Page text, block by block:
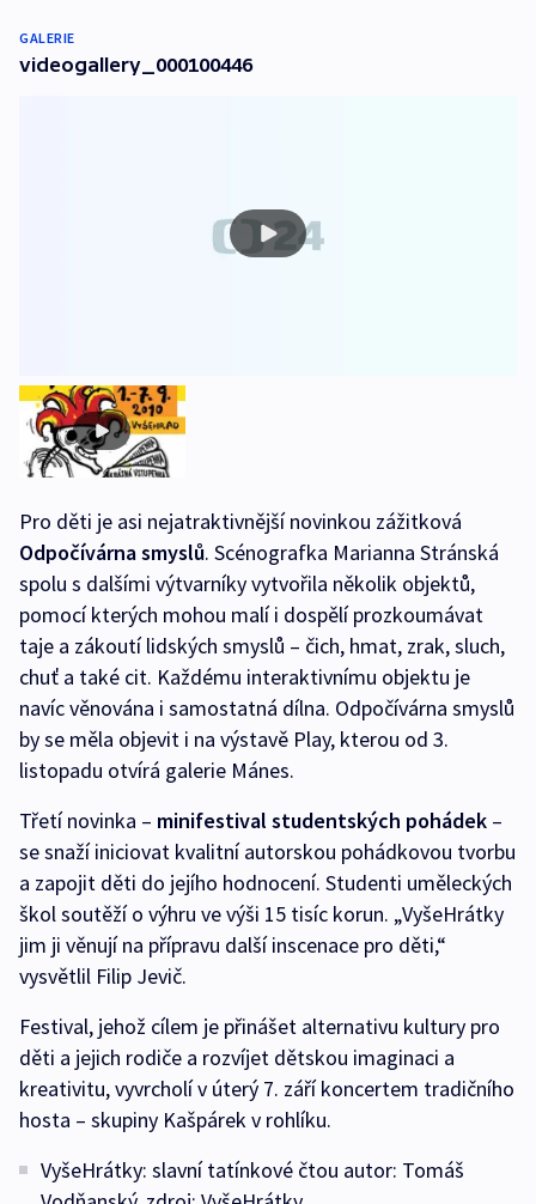
GALERIE
videogallery_000100446
Pro děti je asi nejatraktivnější novinkou zážitková
Odpočívárna smyslů. Scénografka Marianna Stránská
spolu s dalšími výtvarníky vytvořila několik objektů,
pomocí kterých mohou malí i dospělí prozkoumávat
taje a zákoutí lidských smyslů – čich, hmat, zrak, sluch,
chuť a také cit. Každému interaktivnímu objektu je
navíc věnována i samostatná dílna. Odpočívárna smyslů
by se měla objevit i na výstavě Play, kterou od 3.
listopadu otvírá galerie Mánes.
Třetí novinka – minifestival studentských pohádek –
se snaží iniciovat kvalitní autorskou pohádkovou tvorbu
a zapojit děti do jejího hodnocení. Studenti uměleckých
škol soutěží o výhru ve výši 15 tisíc korun. „VyšeHrátky
jim ji věnují na přípravu další inscenace pro děti,“
vysvětlil Filip Jevič.
Festival, jehož cílem je přinášet alternativu kultury pro
děti a jejich rodiče a rozvíjet dětskou imaginaci a
kreativitu, vyvrcholí v úterý 7. září koncertem tradičního
hosta – skupiny Kašpárek v rohlíku.
VyšeHrátky: slavní tatínkové čtou autor: Tomáš